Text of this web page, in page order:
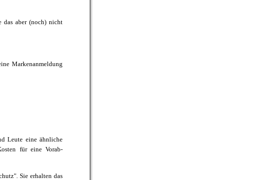
das aber (noch) nicht
Markenanmeldung
Leute eine ähnliche
für eine Vorab-
Sie erhalten das